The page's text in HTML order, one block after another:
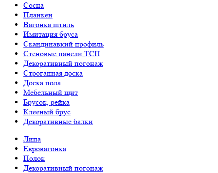
Сосна
Планкен
Вагонка штиль
Имитация бруса
Скандинавкий профиль
Стеновые панели ТСП
Декоративный погонаж
Строганная доска
Доска пола
Мебельный щит
Брусок, рейка
Клееный брус
Декоративные балки
Липа
Евровагонка
Полок
Декоративный погонаж